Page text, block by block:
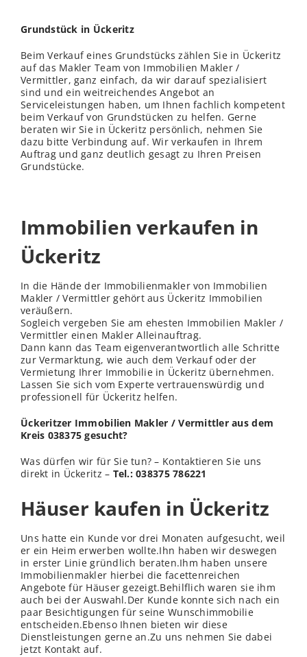
Grundstück in Ückeritz
Beim Verkauf eines Grundstücks zählen Sie in Ückeritz
auf das Makler Team von Immobilien Makler /
Vermittler, ganz einfach, da wir darauf spezialisiert
sind und ein weitreichendes Angebot an
Serviceleistungen haben, um Ihnen fachlich kompetent
beim Verkauf von Grundstücken zu helfen. Gerne
beraten wir Sie in Ückeritz persönlich, nehmen Sie
dazu bitte Verbindung auf. Wir verkaufen in Ihrem
Auftrag und ganz deutlich gesagt zu Ihren Preisen
Grundstücke.
Immobilien verkaufen in
Ückeritz
In die Hände der Immobilienmakler von Immobilien
Makler / Vermittler gehört aus Ückeritz Immobilien
veräußern.
Sogleich vergeben Sie am ehesten Immobilien Makler /
Vermittler einen Makler Alleinauftrag.
Dann kann das Team eigenverantwortlich alle Schritte
zur Vermarktung, wie auch dem Verkauf oder der
Vermietung Ihrer Immobilie in Ückeritz übernehmen.
Lassen Sie sich vom Experte vertrauenswürdig und
professionell für Ückeritz helfen.
Ückeritzer Immobilien Makler / Vermittler aus dem
Kreis 038375 gesucht?
Was dürfen wir für Sie tun? – Kontaktieren Sie uns
direkt in Ückeritz – Tel.: 038375 786221
Häuser kaufen in Ückeritz
Uns hatte ein Kunde vor drei Monaten aufgesucht, weil
er ein Heim erwerben wollte.Ihn haben wir deswegen
in erster Linie gründlich beraten.Ihm haben unsere
Immobilienmakler hierbei die facettenreichen
Angebote für Häuser gezeigt.Behilflich waren sie ihm
auch bei der Auswahl.Der Kunde konnte sich nach ein
paar Besichtigungen für seine Wunschimmobilie
entscheiden.Ebenso Ihnen bieten wir diese
Dienstleistungen gerne an.Zu uns nehmen Sie dabei
jetzt Kontakt auf.